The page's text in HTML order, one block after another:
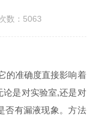
数：5063
的准确度直接影响着
论是对实验室,还是对
否有漏液现象。方法